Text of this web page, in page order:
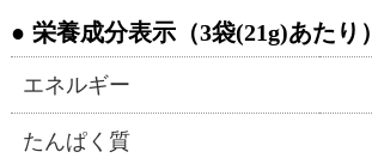
栄養成分表示（3袋(21g)あたり）
エネルギー
たんぱく質